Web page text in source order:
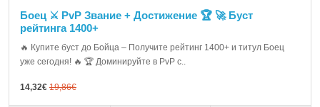
Боец ⚔️ PvP Звание + Достижение 🏆 🚀 Буст
рейтинга 1400+
🔥 Купите буст до Бойца – Получите рейтинг 1400+ и титул Боец
уже сегодня! 🔥 🏆 Доминируйте в PvP с..
14,32€ 19,86€